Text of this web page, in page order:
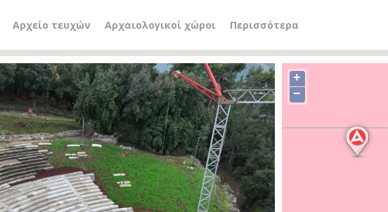
Αρχείο τευχών Αρχαιολογικοί χώροι Περισσότερα
+
−